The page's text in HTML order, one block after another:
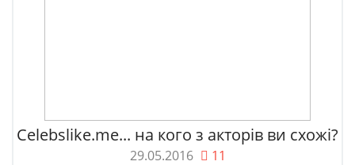
Celebslike.me... на кого з акторів ви схожі?
29.05.2016 11